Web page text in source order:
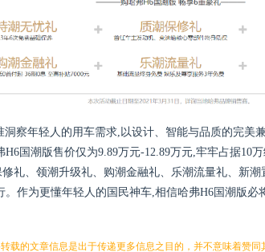
洞察年轻人的用车需求,以设计、智能与品质的完美
国潮版售价仅为9.89万元-12.89万元,牢牢占据10
礼、领潮升级礼、购潮金融礼、乐潮流量礼、新
。作为更懂年轻人的国民神车,相信哈弗H6国潮版
的文章信息是出于传递更多信息之目的，并不意味着赞同